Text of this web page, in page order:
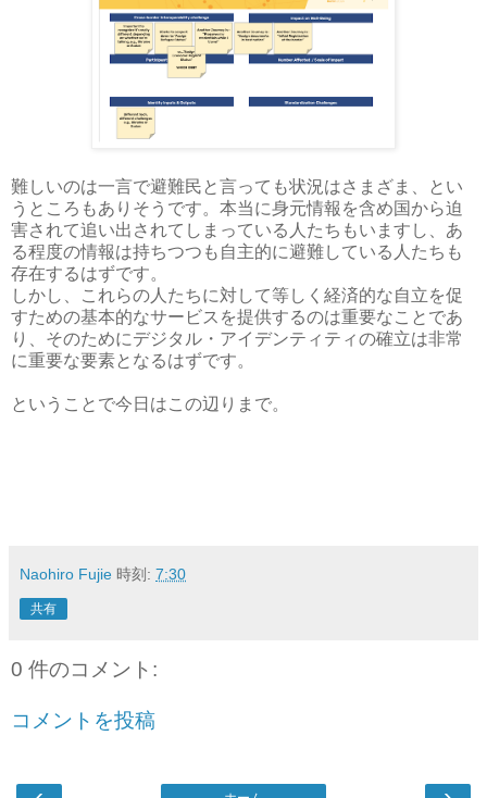
難しいのは一言で避難民と言っても状況はさまざま、とい
うところもありそうです。本当に身元情報を含め国から迫
害されて追い出されてしまっている人たちもいますし、あ
る程度の情報は持ちつつも自主的に避難している人たちも
存在するはずです。
しかし、これらの人たちに対して等しく経済的な自立を促
すための基本的なサービスを提供するのは重要なことであ
り、そのためにデジタル・アイデンティティの確立は非常
に重要な要素となるはずです。
ということで今日はこの辺りまで。
Naohiro Fujie 時刻: 7:30
共有
0 件のコメント:
コメントを投稿